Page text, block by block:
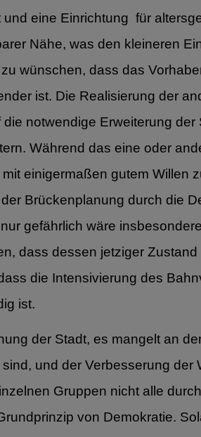
eine Einrichtung für
Nähe, was den kleineren
wünschen, dass das
ist. Die Realisierung der
notwendige Erweiterung
Während das eine oder
einigermaßen gutem Willen
Brückenplanung durch die
gefährlich wäre
dass dessen jetziger
die Intensivierung des
ist.
der Stadt, es mangelt an
und der Verbesserung
Gruppen nicht alle
von Demokratie.